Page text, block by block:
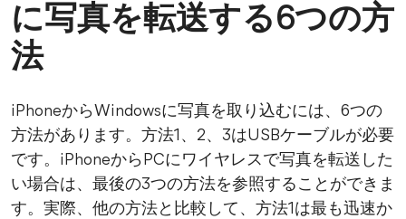
に写真を転送する6つの方
法
iPhoneからWindowsに写真を取り込むには、6つの
方法があります。方法1、2、3はUSBケーブルが必要
です。iPhoneからPCにワイヤレスで写真を転送した
い場合は、最後の3つの方法を参照することができま
す。実際、他の方法と比較して、方法1は最も迅速か